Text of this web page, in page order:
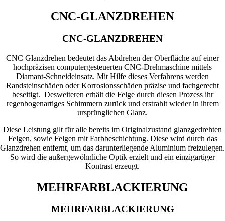
CNC-GLANZDREHEN
CNC-GLANZDREHEN
CNC Glanzdrehen bedeutet das Abdrehen der Oberfläche auf einer
hochpräzisen computergesteuerten CNC-Drehmaschine mittels
Diamant-Schneideinsatz. Mit Hilfe dieses Verfahrens werden
Randsteinschäden oder Korrosionsschäden präzise und fachgerecht
beseitigt. Desweiteren erhält die Felge durch diesen Prozess ihr
regenbogenartiges Schimmern zurück und erstrahlt wieder in ihrem
ursprünglichen Glanz.
Diese Leistung gilt für alle bereits im Originalzustand glanzgedrehten
Felgen, sowie Felgen mit Farbbeschichtung. Diese wird durch das
Glanzdrehen entfernt, um das darunterliegende Aluminium freizulegen.
So wird die außergewöhnliche Optik erzielt und ein einzigartiger
Kontrast erzeugt.
MEHRFARBLACKIERUNG
MEHRFARBLACKIERUNG